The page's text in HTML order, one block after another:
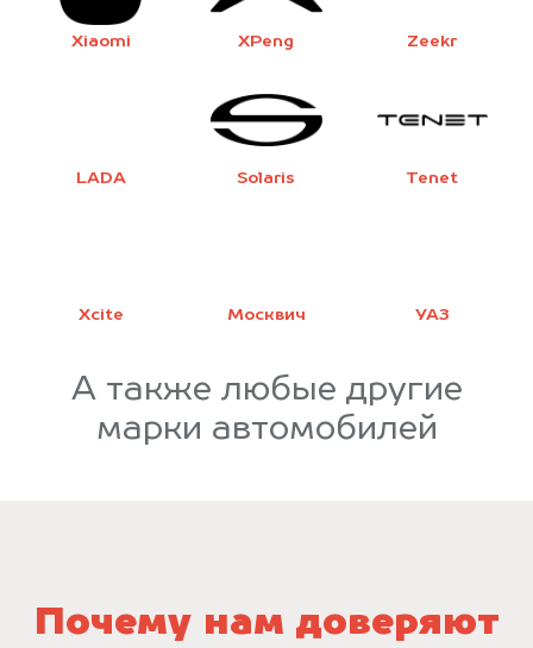
Xiaomi XPeng Zeekr
LADA Solaris Tenet
Xcite Москвич УАЗ
А также любые другие
марки автомобилей
Почему нам доверяют